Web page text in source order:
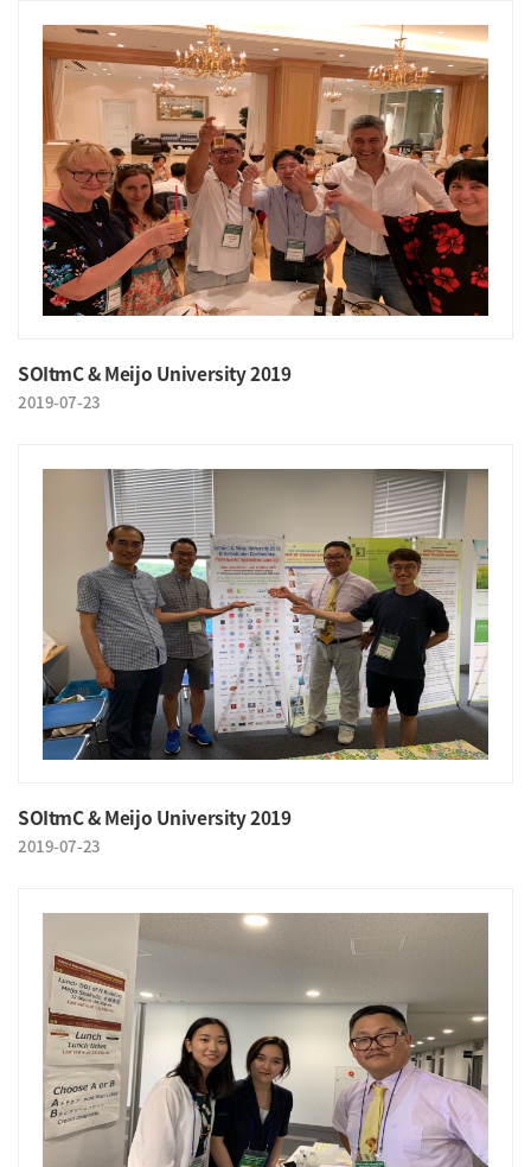
SOItmC & Meijo University 2019
2019-07-23
SOItmC & Meijo University 2019
2019-07-23